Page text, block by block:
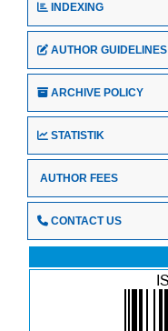
INDEXING
AUTHOR GUIDELINES
ARCHIVE POLICY
STATISTIK
AUTHOR FEES
CONTACT US